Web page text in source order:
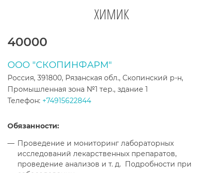
ХИМИК
ТЕКСТ ВАКАНСИИ
40000
ООО "СКОПИНФАРМ"
Россия, 391800, Рязанская обл., Скопинский р-н,
Промышленная зона №1 тер., здание 1
Телефон: +74915622844
Обязанности:
Проведение и мониторинг лабораторных
исследований лекарственных препаратов,
проведение анализов и т. д. Подробности при